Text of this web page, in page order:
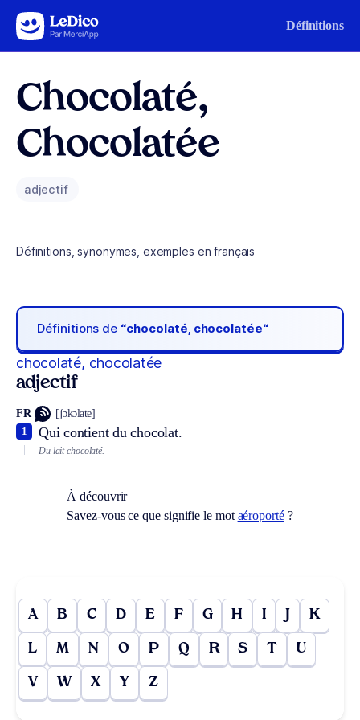
Aller au contenu Définitions
Chocolaté,
Chocolatée
adjectif
Définitions, synonymes, exemples en français
Définitions de “chocolaté, chocolatée“
chocolaté, chocolatée
adjectif
FR [ʃɔkɔlate]
Qui contient du chocolat.
1
Du lait chocolaté.
À découvrir
Savez-vous ce que signifie le mot aéroporté?
A B C D E F G H I J K
L M N O P Q R S T U
V W X Y Z